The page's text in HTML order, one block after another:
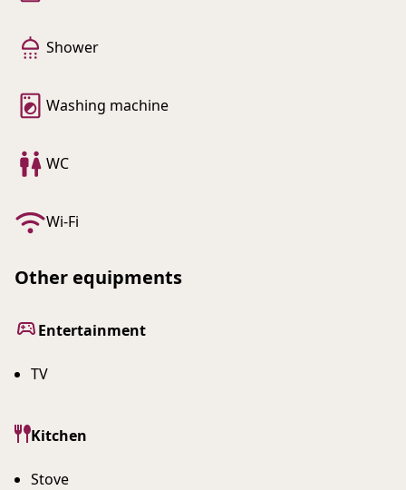
Shower
Washing machine
WC
Wi-Fi
Other equipments
Entertainment
TV
Kitchen
Stove